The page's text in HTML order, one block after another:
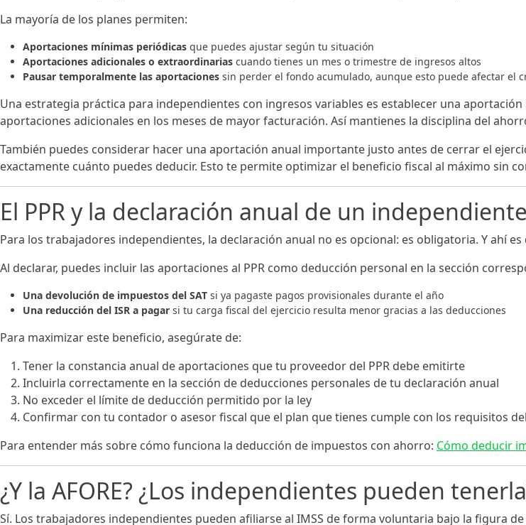
La mayoría de los planes permiten:
Aportaciones mínimas periódicas que puedes ajustar según tu situación
Aportaciones adicionales o extraordinarias cuando tienes un mes o trimestre de ingresos altos
Pausar temporalmente las aportaciones sin perder el fondo acumulado, aunque esto puede afectar el
Una estrategia práctica para independientes con ingresos variables es establecer una
aportaciones adicionales en los meses de mayor facturación. Así mantienes la disciplina del
También puedes considerar hacer una aportación anual importante justo antes de cerrar el
exactamente cuánto puedes deducir. Esto te permite optimizar el beneficio fiscal al máximo sin
El PPR y la declaración anual de un independiente
Para los trabajadores independientes, la declaración anual no es opcional: es obligatoria. Y ahí
Al declarar, puedes incluir las aportaciones al PPR como deducción personal en la sección
Una devolución de impuestos del SAT si ya pagaste pagos provisionales durante el año
Una reducción del ISR a pagar si tu carga fiscal del ejercicio resulta menor gracias a las deducciones
Para maximizar este beneficio, asegúrate de:
Tener la constancia anual de aportaciones que tu proveedor del PPR debe emitirte
Incluirla correctamente en la sección de deducciones personales de tu declaración anual
No exceder el límite de deducción permitido por la ley
Confirmar con tu contador o asesor fiscal que el plan que tienes cumple con los requisitos
Para entender más sobre cómo funciona la deducción de impuestos con ahorro: Cómo deducir
¿Y la AFORE? ¿Los independientes pueden
Sí. Los trabajadores independientes pueden afiliarse al IMSS de forma voluntaria bajo la figura